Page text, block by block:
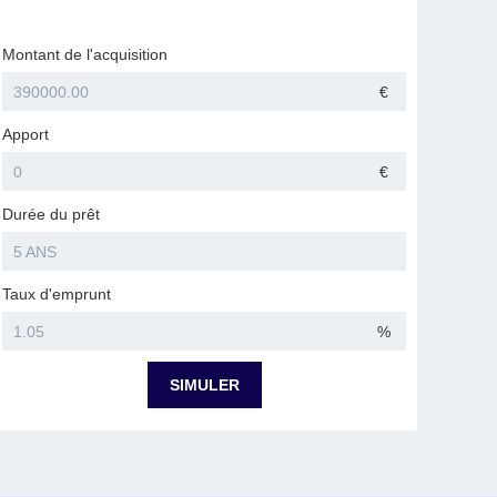
Montant de l'acquisition
€
Apport
€
Durée du prêt
Taux d'emprunt
%